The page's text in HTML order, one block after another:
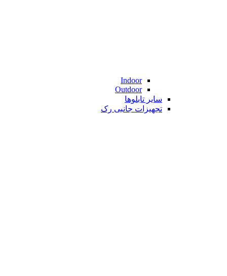
Indoor
Outdoor
سایر تابلوها
تجهیزات جانبی رک